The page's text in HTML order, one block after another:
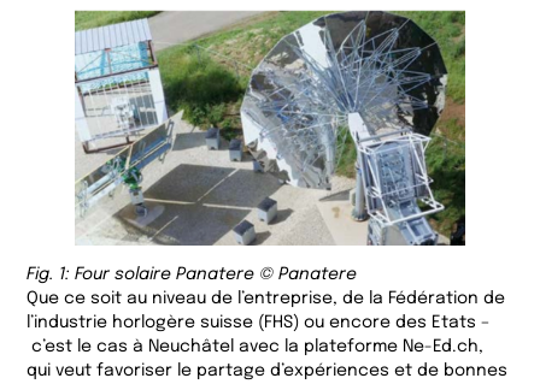
Fig. 1: Four solaire Panatere © Panatere
Que ce soit au niveau de l’entreprise, de la Fédération de
l’industrie horlogère suisse (FHS) ou encore des Etats –
c’est le cas à Neuchâtel avec la plateforme Ne-Ed.ch,
qui veut favoriser le partage d’expériences et de bonnes